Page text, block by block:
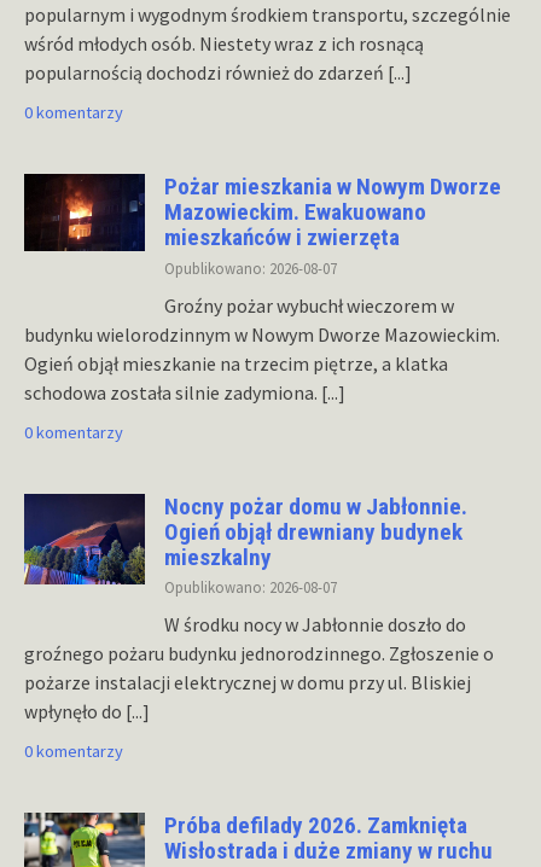
popularnym i wygodnym środkiem transportu, szczególnie
wśród młodych osób. Niestety wraz z ich rosnącą
popularnością dochodzi również do zdarzeń [...]
0 komentarzy
Pożar mieszkania w Nowym Dworze
Mazowieckim. Ewakuowano
mieszkańców i zwierzęta
Opublikowano: 2026-08-07
Groźny pożar wybuchł wieczorem w
budynku wielorodzinnym w Nowym Dworze Mazowieckim.
Ogień objął mieszkanie na trzecim piętrze, a klatka
schodowa została silnie zadymiona. [...]
0 komentarzy
Nocny pożar domu w Jabłonnie.
Ogień objął drewniany budynek
mieszkalny
Opublikowano: 2026-08-07
W środku nocy w Jabłonnie doszło do
groźnego pożaru budynku jednorodzinnego. Zgłoszenie o
pożarze instalacji elektrycznej w domu przy ul. Bliskiej
wpłynęło do [...]
0 komentarzy
Próba defilady 2026. Zamknięta
Wisłostrada i duże zmiany w ruchu